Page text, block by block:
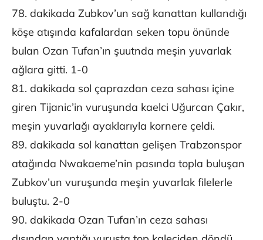
78. dakikada Zubkov’un sağ kanattan kullandığı
köşe atışında kafalardan seken topu önünde
bulan Ozan Tufan’ın şuutnda meşin yuvarlak
ağlara gitti. 1-0
81. dakikada sol çaprazdan ceza sahası içine
giren Tijanic’in vuruşunda kaelci Uğurcan Çakır,
meşin yuvarlağı ayaklarıyla kornere çeldi.
89. dakikada sol kanattan gelişen Trabzonspor
atağında Nwakaeme’nin pasında topla buluşan
Zubkov’un vuruşunda meşin yuvarlak filelerle
buluştu. 2-0
90. dakikada Ozan Tufan’ın ceza sahası